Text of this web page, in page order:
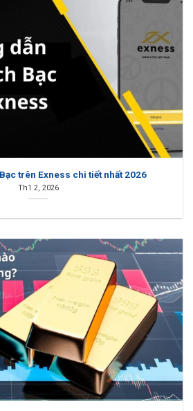
trên Exness chi tiết nhất 2026
Th1 2, 2026